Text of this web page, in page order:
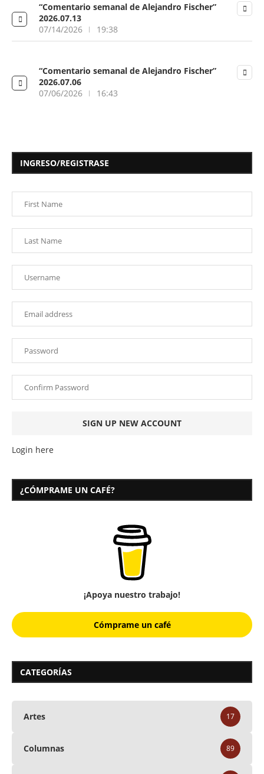
“Comentario semanal de Alejandro Fischer”
2026.07.13
07/14/2026
19:38
“Comentario semanal de Alejandro Fischer”
2026.07.06
07/06/2026
16:43
INGRESO/REGISTRASE
Login here
¿CÓMPRAME UN CAFÉ?
¡Apoya nuestro trabajo!
Cómprame un café
CATEGORÍAS
Artes 17
Columnas 89